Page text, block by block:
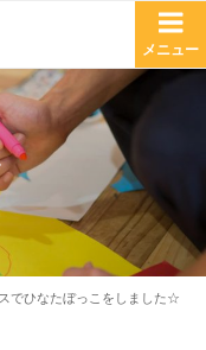
メニュー
でひなたぼっこをしました☆